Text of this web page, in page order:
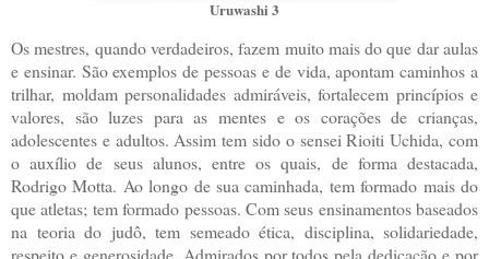
Uruwashi 3
Os mestres, quando verdadeiros, fazem muito mais do que dar aulas
e ensinar. São exemplos de pessoas e de vida, apontam caminhos a
trilhar, moldam personalidades admiráveis, fortalecem princípios e
valores, são luzes para as mentes e os corações de crianças,
adolescentes e adultos. Assim tem sido o sensei Rioiti Uchida, com
o auxílio de seus alunos, entre os quais, de forma destacada,
Rodrigo Motta. Ao longo de sua caminhada, tem formado mais do
que atletas; tem formado pessoas. Com seus ensinamentos baseados
na teoria do judô, tem semeado ética, disciplina, solidariedade,